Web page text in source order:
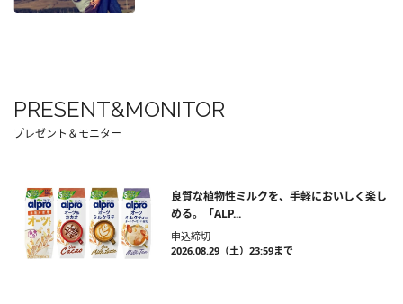
PRESENT&MONITOR
プレゼント＆モニター
良質な植物性ミルクを、手軽においしく楽し
める。「ALP...
申込締切
2026.08.29（土）23:59まで